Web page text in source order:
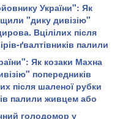
України": Як
"дику дивізію"
Вцілілих після
ґвалтівників палили
рубали на дрібні
Як козаки Махна
попередників
після шаленої рубки
палили живцем або
дрібні шматки
голодомор у